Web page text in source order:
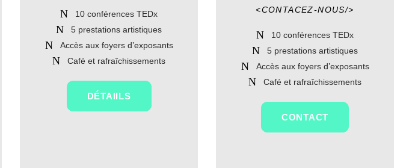
10 conférences TEDx
5 prestations artistiques
Accès aux foyers d’exposants
Café et rafraîchissements
DÉTAIILS
<CONTACEZ-NOUS/>
10 conférences TEDx
5 prestations artistiques
Accès aux foyers d’exposants
Café et rafraîchissements
CONTACT